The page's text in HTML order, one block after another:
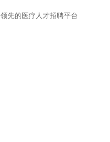
领先的医疗人才招聘平台